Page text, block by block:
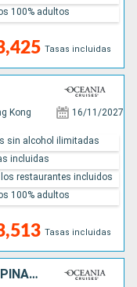
Tasas incluidas
100% adultos
Kong 16/11/2027
Tasas incluidas
sin alcohol ilimitadas
incluidas
restaurantes incluidos
100% adultos
SINGAPUR, BRUNEI, MALASIA, FILIPINAS, CHINA